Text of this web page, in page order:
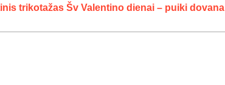
trikotažas Šv Valentino dienai – puiki dovana